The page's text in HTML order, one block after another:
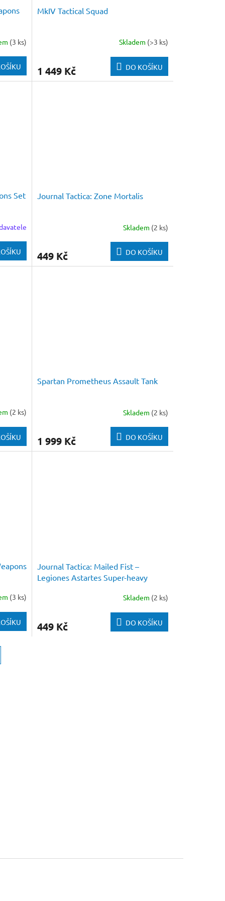
(3 ks)
MkIV Tactical Squad
Skladem (>3 ks)
1 449 Kč DO KOŠÍKU
Set Journal Tactica: Zone Mortalis
Skladem (2 ks)
449 Kč DO KOŠÍKU
(2 ks)
Spartan Prometheus Assault Tank
Skladem (2 ks)
1 999 Kč DO KOŠÍKU
(3 ks)
Journal Tactica: Mailed Fist –
Legiones Astartes Super-heavy
Skladem (2 ks)
449 Kč DO KOŠÍKU